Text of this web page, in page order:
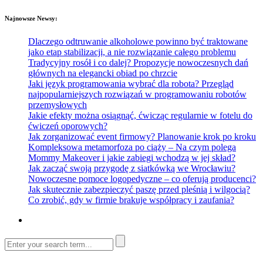
Najnowsze Newsy:
Dlaczego odtruwanie alkoholowe powinno być traktowane
jako etap stabilizacji, a nie rozwiązanie całego problemu
Tradycyjny rosół i co dalej? Propozycje nowoczesnych dań
głównych na elegancki obiad po chrzcie
Jaki język programowania wybrać dla robota? Przegląd
najpopularniejszych rozwiązań w programowaniu robotów
przemysłowych
Jakie efekty można osiągnąć, ćwicząc regularnie w fotelu do
ćwiczeń oporowych?
Jak zorganizować event firmowy? Planowanie krok po kroku
Kompleksowa metamorfoza po ciąży – Na czym polega
Mommy Makeover i jakie zabiegi wchodzą w jej skład?
Jak zacząć swoją przygodę z siatkówką we Wrocławiu?
Nowoczesne pomoce logopedyczne – co oferują producenci?
Jak skutecznie zabezpieczyć paszę przed pleśnią i wilgocią?
Co zrobić, gdy w firmie brakuje współpracy i zaufania?